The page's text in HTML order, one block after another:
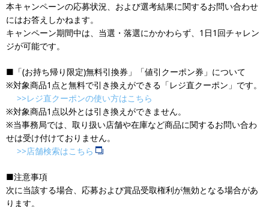
本キャンペーンの応募状況、および選考結果に関するお問い合わせ
にはお答えしかねます。
キャンペーン期間中は、当選・落選にかかわらず、1日1回チャレン
ジが可能です。
■「(お持ち帰り限定)無料引換券」「値引クーポン券」について
※対象商品1点と無料で引き換えができる「レジ直クーポン」です。
>>レジ直クーポンの使い方はこちら
※対象商品1点以外とは引き換えができません。
※当事務局では、取り扱い店舗や在庫など商品に関するお問い合わ
せは受け付けておりません。
>>店舗検索はこちら
■注意事項
次に当該する場合、応募および賞品受取権利が無効となる場合があ
ります。